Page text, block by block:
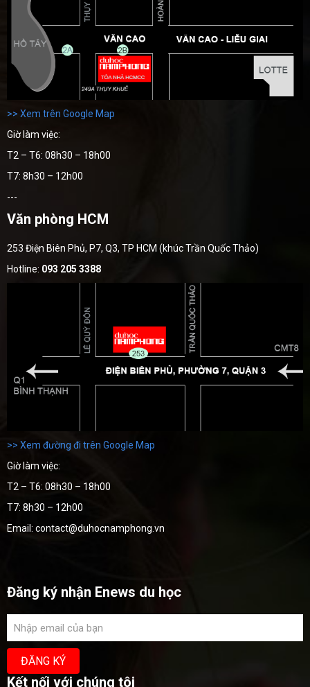
>> Xem trên Google Map
Giờ làm việc:
T2 – T6: 08h30 – 18h00
T7: 8h30 – 12h00
---
Văn phòng HCM
253 Điện Biên Phủ, P7, Q3, TP HCM (khúc Trần Quốc Thảo)
Hotline: 093 205 3388
>> Xem đường đi trên Google Map
Giờ làm việc:
T2 – T6: 08h30 – 18h00
T7: 8h30 – 12h00
Email: contact@duhocnamphong.vn
Đăng ký nhận Enews du học
Kết nối với chúng tôi